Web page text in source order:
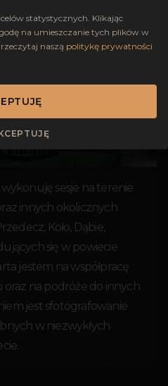
sesje na terenie
innych okolicznych
Koło, Dąbie,
się w powiecie
jestem na współpracę
oraz na podróże do innych
jest sfotografowanie
w niezwykłych
statystycznych. Klikając
na umieszczanie tych plików w
naszą politykę prywatności